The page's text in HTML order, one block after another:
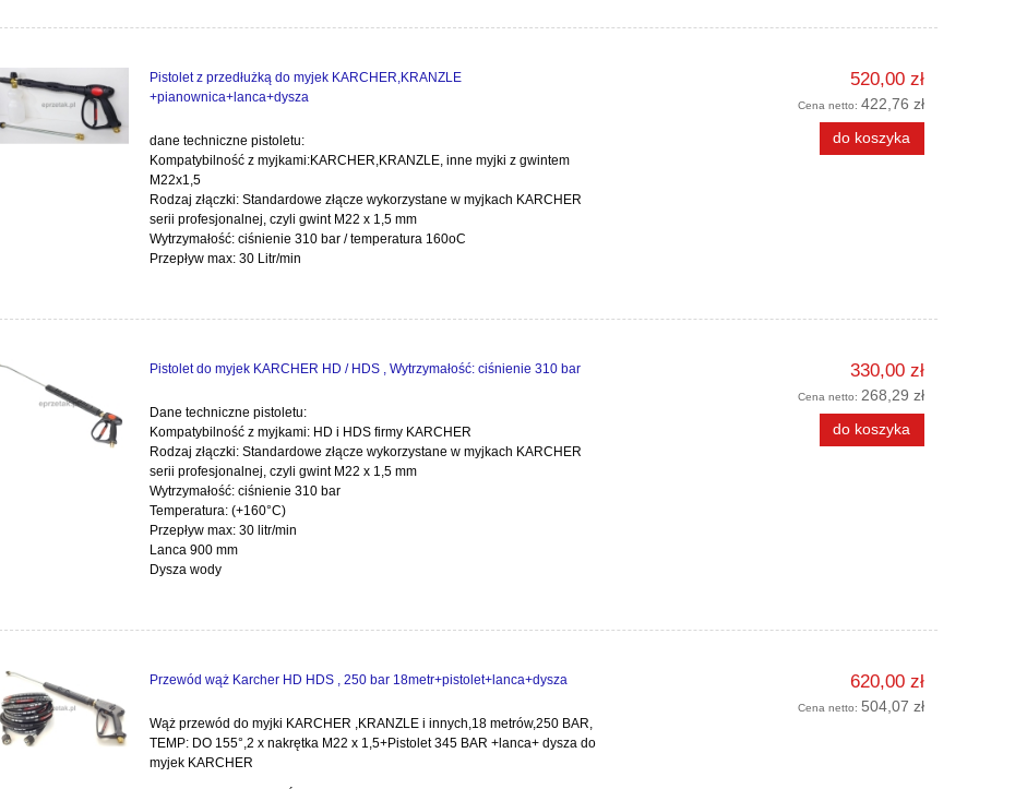
Pistolet z przedłużką do myjek KARCHER,KRANZLE
+pianownica+lanca+dysza
dane techniczne pistoletu:
Kompatybilność z myjkami:KARCHER,KRANZLE, inne myjki z gwintem
M22x1,5
Rodzaj złączki: Standardowe złącze wykorzystane w myjkach KARCHER
serii profesjonalnej, czyli gwint M22 x 1,5 mm
Wytrzymałość: ciśnienie 310 bar / temperatura 160oC
Przepływ max: 30 Litr/min
520,00 zł
Cena netto: 422,76 zł
do koszyka
Pistolet do myjek KARCHER HD / HDS , Wytrzymałość: ciśnienie 310 bar
Dane techniczne pistoletu:
Kompatybilność z myjkami: HD i HDS firmy KARCHER
Rodzaj złączki: Standardowe złącze wykorzystane w myjkach KARCHER
serii profesjonalnej, czyli gwint M22 x 1,5 mm
Wytrzymałość: ciśnienie 310 bar
Temperatura: (+160°C)
Przepływ max: 30 litr/min
Lanca 900 mm
Dysza wody
330,00 zł
Cena netto: 268,29 zł
do koszyka
Przewód wąż Karcher HD HDS , 250 bar 18metr+pistolet+lanca+dysza
Wąż przewód do myjki KARCHER ,KRANZLE i innych,18 metrów,250 BAR,
TEMP: DO 155°,2 x nakrętka M22 x 1,5+Pistolet 345 BAR +lanca+ dysza do
myjek KARCHER
620,00 zł
Cena netto: 504,07 zł